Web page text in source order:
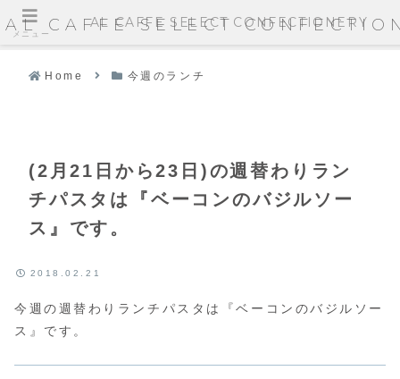
AL CAFFE SELECT
Home 今週のランチ
(2月21日から23日)の週替わりラン
チパスタは『ベーコンのバジルソー
ス』です。
2018.02.21
今週の週替わりランチパスタは『ベーコンのバジルソー
ス』です。
メニュー
AL CAFFE SELECT CONFECTIONERY